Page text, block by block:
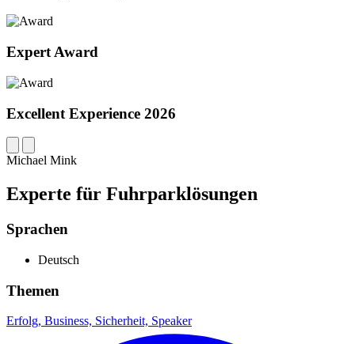
Expert Award
Excellent Experience 2026
Michael Mink
Experte für Fuhrparklösungen
Sprachen
Deutsch
Themen
Erfolg, Business, Sicherheit, Speaker